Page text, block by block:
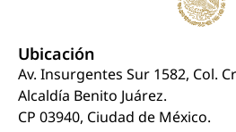
Ubicación
Av. Insurgentes Sur 1582, Col.
Alcaldía Benito Juárez.
CP 03940, Ciudad de México.